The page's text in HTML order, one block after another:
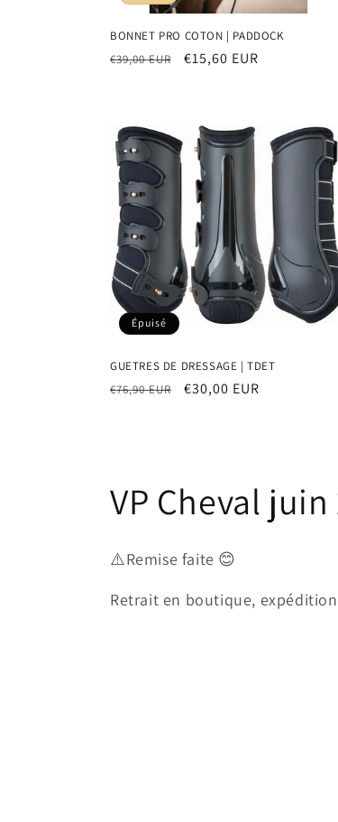
BONNET PRO COTON | PADDOCK
Prix
€39,00 EUR
Prix
€15,60 EUR
Épuisé
GUETRES DE DRESSAGE | TDET
Prix
€76,90 EUR
Prix
€30,00 EUR
C
o
l
VP Cheval juin
⚠️Remise faite 😊
Retrait en boutique,